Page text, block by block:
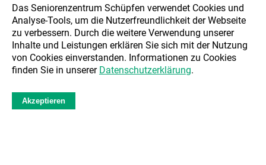
Das Seniorenzentrum Schüpfen verwendet Cookies und
Analyse-Tools, um die Nutzerfreundlichkeit der Webseite
zu verbessern. Durch die weitere Verwendung unserer
Inhalte und Leistungen erklären Sie sich mit der Nutzung
von Cookies einverstanden. Informationen zu Cookies
finden Sie in unsererDatenschutzerklärung.
Akzeptieren